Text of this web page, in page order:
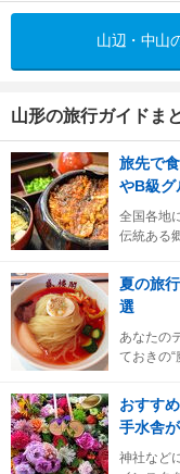
山辺・中山
山形の旅行ガイドま
旅先で
やB級グ
全国各地
伝統ある
夏の旅
選
あなたの
ておきの“
おすす
手水舎
神社など